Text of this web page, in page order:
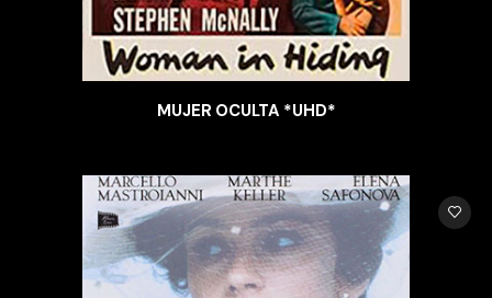
MUJER OCULTA *UHD*